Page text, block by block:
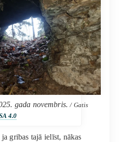
gada novembris./ Gatis
4.0
gribas tajā ielīst, nākas